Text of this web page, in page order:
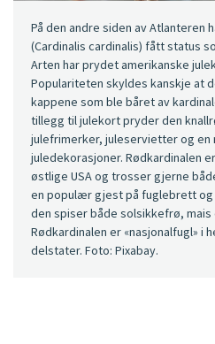
På den andre siden av Atlanteren
(Cardinalis cardinalis) fått status
Arten har prydet amerikanske
Populariteten skyldes kanskje at
kappene som ble båret av
tillegg til julekort pryder den
julefrimerker, juleservietter og en
juledekorasjoner. Rødkardinalen
østlige USA og trosser gjerne
en populær gjest på fuglebrett
den spiser både solsikkefrø,
Rødkardinalen er «nasjonalfugl» i
delstater. Foto: Pixabay.